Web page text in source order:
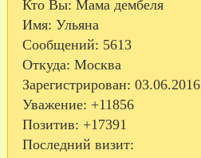
Кто Вы: Мама дембеля
Имя: Ульяна
Сообщений: 5613
Откуда: Москва
Зарегистрирован: 03.06.2016
Уважение: +11856
Позитив: +17391
Последний визит: